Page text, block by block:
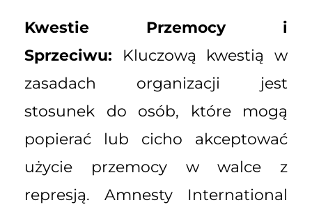
Kwestie Przemocy i
Sprzeciwu: Kluczową kwestią w
zasadach organizacji jest
stosunek do osób, które mogą
popierać lub cicho akceptować
użycie przemocy w walce z
represją. Amnesty International